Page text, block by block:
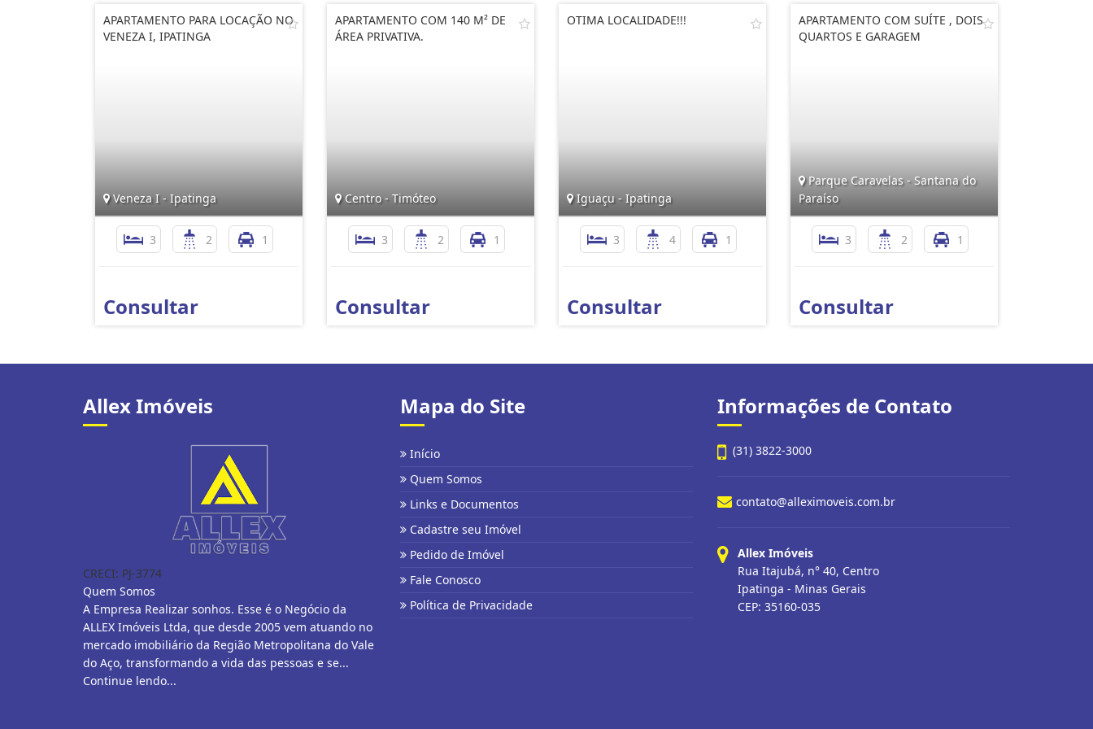
APARTAMENTO PARA LOCAÇÃO NO
VENEZA I, IPATINGA
Veneza I - Ipatinga
3 2 1
Consultar
APARTAMENTO COM 140 M² DE
ÁREA PRIVATIVA.
Centro - Timóteo
3 2 1
Consultar
OTIMA LOCALIDADE!!!
Iguaçu - Ipatinga
3 4 1
Consultar
APARTAMENTO COM SUÍTE , DOIS
QUARTOS E GARAGEM
Parque Caravelas - Santana do
Paraíso
3 2 1
Consultar
Allex Imóveis
CRECI: PJ-3774
Quem Somos
A Empresa Realizar sonhos. Esse é o Negócio da
ALLEX Imóveis Ltda, que desde 2005 vem atuando no
mercado imobiliário da Região Metropolitana do Vale
do Aço, transformando a vida das pessoas e se...
Continue lendo...
Mapa do Site
Início
Quem Somos
Links e Documentos
Cadastre seu Imóvel
Pedido de Imóvel
Fale Conosco
Política de Privacidade
Informações de Contato
(31) 3822-3000
contato@alleximoveis.com.br
Allex Imóveis
Rua Itajubá, n° 40, Centro
Ipatinga - Minas Gerais
CEP: 35160-035